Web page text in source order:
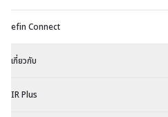
efin Connect
เกี่ยวกับ
IR Plus